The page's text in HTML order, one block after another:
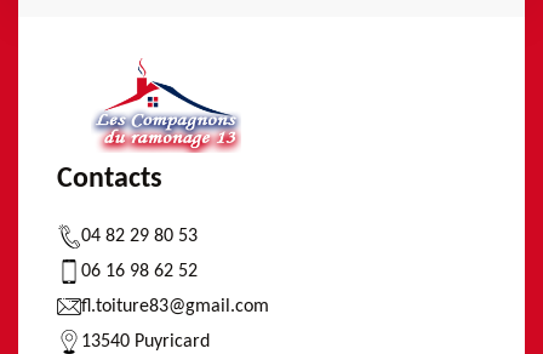
Contacts
04 82 29 80 53
06 16 98 62 52
fl.toiture83@gmail.com
13540 Puyricard